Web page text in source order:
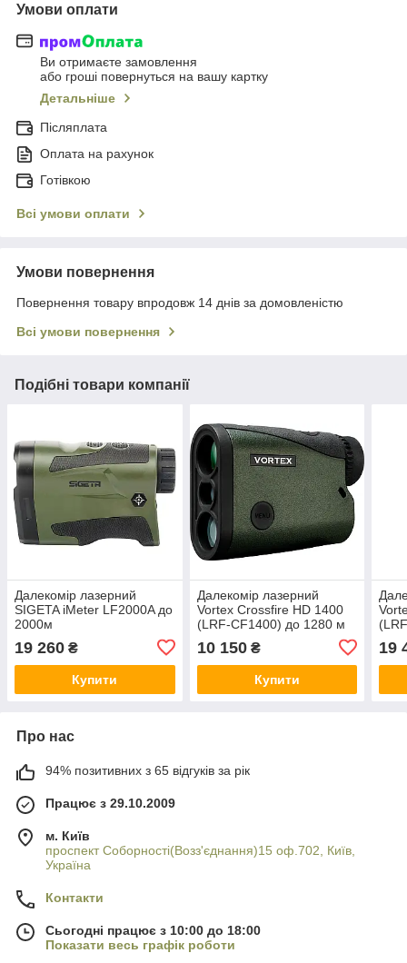
Умови оплати
Ви отримаєте замовлення
або гроші повернуться на вашу картку
Детальніше
Післяплата
Оплата на рахунок
Готівкою
Всі умови оплати
Умови повернення
Повернення товару впродовж 14 днів за домовленістю
Всі умови повернення
Подібні товари компанії
Далекомір лазерний
SIGETA iMeter LF2000A до
2000м
19 260 ₴
Купити
Далекомір лазерний
Vortex Crossfire HD 1400
(LRF-CF1400) до 1280 м
10 150₴
Купити
19
Про нас
94% позитивних з 65 відгуків за рік
Працює з 29.10.2009
м. Київ
проспект Соборності(Возз'єднання)15 оф.702, Київ,
Україна
Контакти
Сьогодні працює з 10:00 до 18:00
Показати весь графік роботи